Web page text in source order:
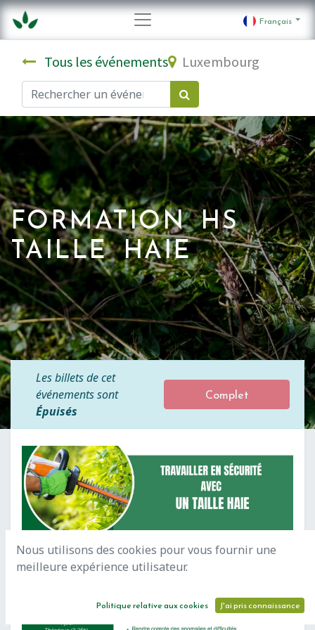
Français
Tous les événements Luxembourg
FORMATION HS
TAILLE HAIE
Les billets de cet
événements sont
Épuisés
Complet
Nous utilisons des cookies pour vous fournir une
meilleure expérience utilisateur.
Politique relative aux cookies J'ai pris connaissance